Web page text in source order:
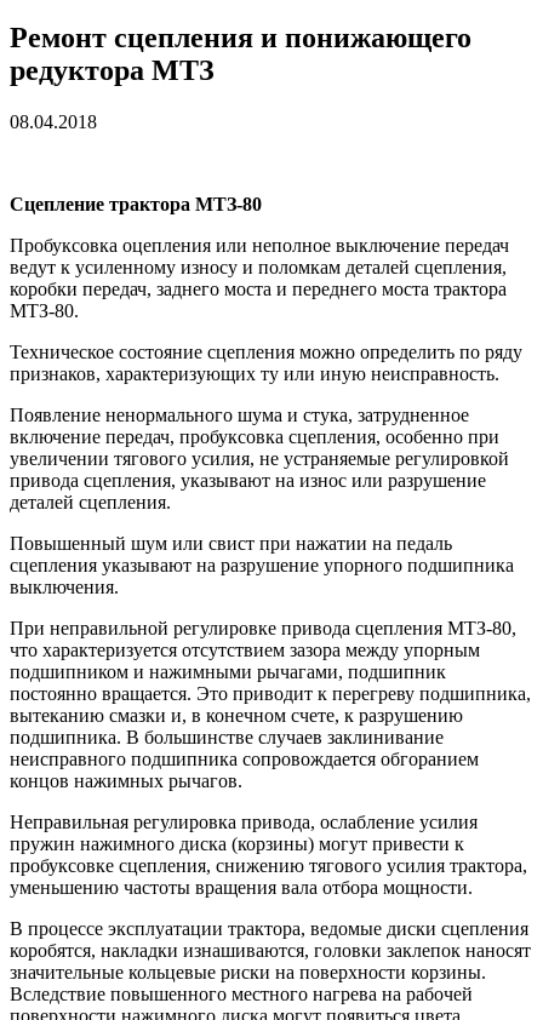
Ремонт сцепления и понижающего
редуктора МТЗ
08.04.2018
Сцепление трактора МТЗ-80
Пробуксовка оцепления или неполное выключение передач
ведут к усиленному износу и поломкам деталей сцепления,
коробки передач, заднего моста и переднего моста трактора
МТЗ-80.
Техническое состояние сцепления можно определить по ряду
признаков, характеризующих ту или иную неисправность.
Появление ненормального шума и стука, затрудненное
включение передач, пробуксовка сцепления, особенно при
увеличении тягового усилия, не устраняемые регулировкой
привода сцепления, указывают на износ или разрушение
деталей сцепления.
Повышенный шум или свист при нажатии на педаль
сцепления указывают на разрушение упорного подшипника
выключения.
При неправильной регулировке привода сцепления МТЗ-80,
что характеризуется отсутствием зазора между упорным
подшипником и нажимными рычагами, подшипник
постоянно вращается. Это приводит к перегреву подшипника,
вытеканию смазки и, в конечном счете, к разрушению
подшипника. В большинстве случаев заклинивание
неисправного подшипника сопровождается обгоранием
концов нажимных рычагов.
Неправильная регулировка привода, ослабление усилия
пружин нажимного диска (корзины) могут привести к
пробуксовке сцепления, снижению тягового усилия трактора,
уменьшению частоты вращения вала отбора мощности.
В процессе эксплуатации трактора, ведомые диски сцепления
коробятся, накладки изнашиваются, головки заклепок наносят
значительные кольцевые риски на поверхности корзины.
Вследствие повышенного местного нагрева на рабочей
поверхности нажимного диска могут появиться цвета